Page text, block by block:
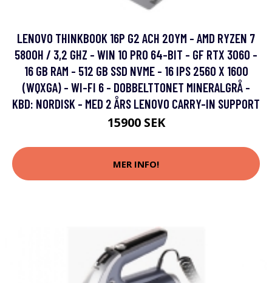
LENOVO THINKBOOK 16P G2 ACH 20YM - AMD RYZEN 7
5800H / 3,2 GHZ - WIN 10 PRO 64-BIT - GF RTX 3060 -
16 GB RAM - 512 GB SSD NVME - 16 IPS 2560 X 1600
(WQXGA) - WI-FI 6 - DOBBELTTONET MINERALGRÅ -
KBD: NORDISK - MED 2 ÅRS LENOVO CARRY-IN SUPPORT
15900 SEK
MER INFO!